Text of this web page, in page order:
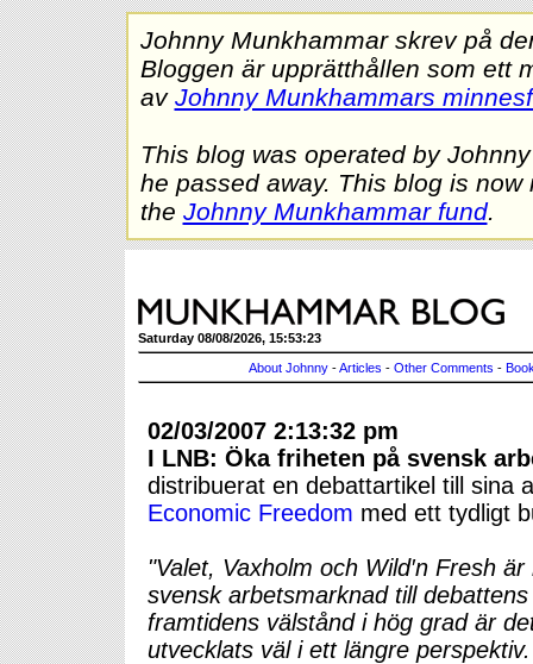
Johnny Munkhammar skrev på
Bloggen är upprätthållen som ett
av Johnny Munkhammars
This blog was operated by
he passed away. This blog is
the Johnny Munkhammar fund.
Saturday 08/08/2026, 15:53:23
About Johnny -Articles - Other Comments -
02/03/2007 2:13:32 pm
I LNB: Öka friheten på svensk
distribuerat en debattartikel till sina
Economic Freedom med ett tydligt
"Valet, Vaxholm och Wild′n Fresh
svensk arbetsmarknad till
framtidens välstånd i hög grad är
utvecklats väl i ett längre